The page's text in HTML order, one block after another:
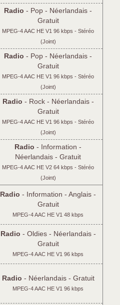
Radio - Pop - Néerlandais -
Gratuit
MPEG-4 AAC HE V1 96 kbps - Stéréo
(Joint)
Radio - Pop - Néerlandais -
Gratuit
MPEG-4 AAC HE V1 96 kbps - Stéréo
(Joint)
Radio - Rock - Néerlandais -
Gratuit
MPEG-4 AAC HE V1 96 kbps - Stéréo
(Joint)
Radio - Information -
Néerlandais - Gratuit
MPEG-4 AAC HE V2 64 kbps - Stéréo
(Joint)
Radio - Information - Anglais -
Gratuit
MPEG-4 AAC HE V1 48 kbps
Radio - Oldies - Néerlandais -
Gratuit
MPEG-4 AAC HE V1 96 kbps
Radio - Néerlandais - Gratuit
MPEG-4 AAC HE V1 96 kbps